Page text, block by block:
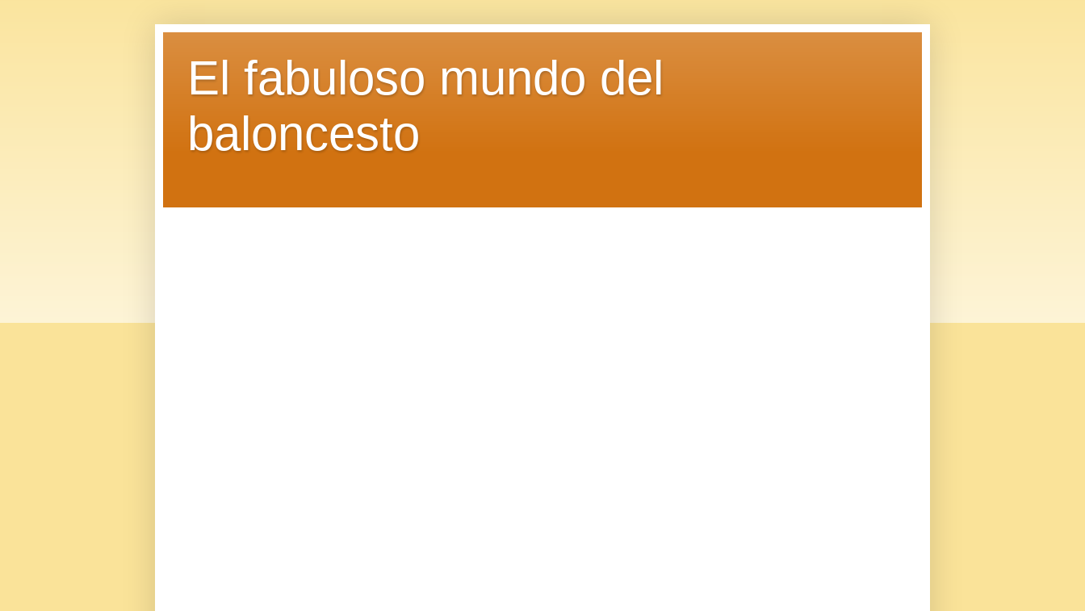
El fabuloso mundo del
baloncesto